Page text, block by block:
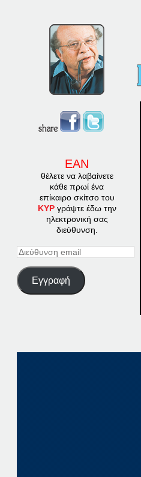
ΕΑΝ
θέλετε να λαβαίνετε
κάθε πρωί ένα
επίκαιρο σκίτσο του
ΚΥΡγράψτε έδω την
ηλεκτρονική σας
διεύθυνση.
Διεύθυνση
Εγγραφή